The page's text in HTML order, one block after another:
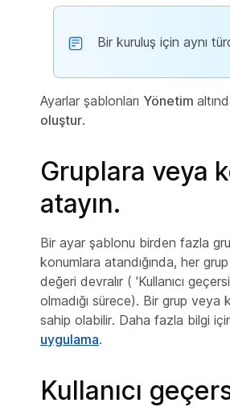
Bir kuruluş için aynı
Ayarlar şablonları Yönetim
oluştur.
Gruplara veya
atayın.
Bir ayar şablonu birden fazla
konumlara atandığında, her
değeri devralır ( 'Kullanıcı
olmadığı sürece). Bir grup
sahip olabilir. Daha fazla bilgi
uygulama.
Kullanıcı